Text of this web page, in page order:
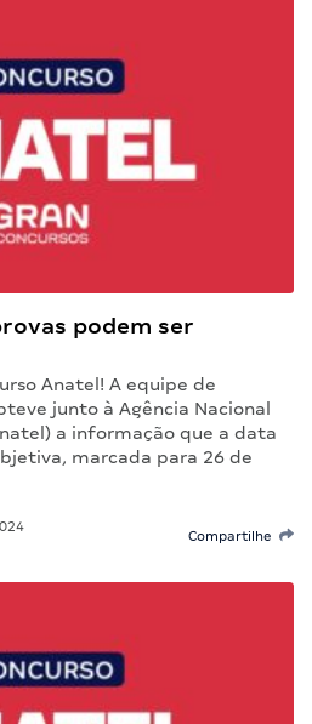
podem ser
Anatel! A equipe de
junto à Agência Nacional
a informação que a data
marcada para 26 de
Compartilhe